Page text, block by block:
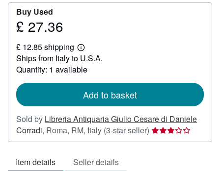
Buy Used
Price
27.36
£ 27.36
£ 12.85 shipping
Learn
more
about
shipping
Ships from Italy to U.S.A.
Quantity: 1 available
Add to basket
Sold by Libreria Antiquaria Giulio Cesare di Daniele
Corradi, Roma, RM, Italy (3-star seller) Seller
rating
Item details Seller details